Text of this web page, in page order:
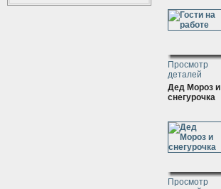
Просмотр
деталей
Дед Мороз и
снегурочка
Просмотр